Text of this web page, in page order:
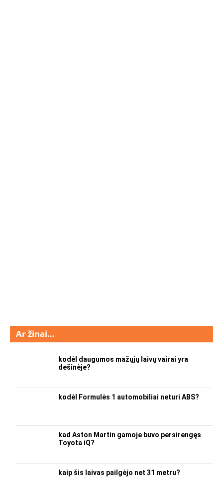
Ar žinai…
kodėl daugumos mažųjų laivų vairai yra
dešinėje?
kodėl Formulės 1 automobiliai neturi ABS?
kad Aston Martin gamoje buvo persirengęs
Toyota iQ?
kaip šis laivas pailgėjo net 31 metru?